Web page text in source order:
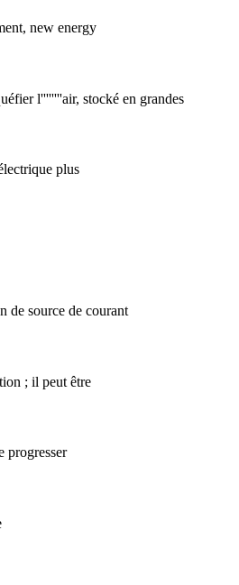
new energy
l''''''''air, stocké en grandes
plus
de source de courant
; il peut être
progresser